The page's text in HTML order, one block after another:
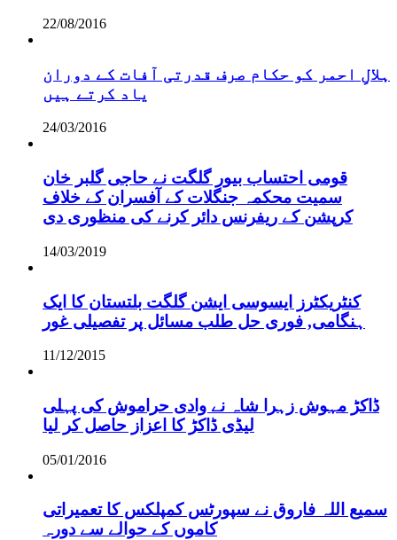
22/08/2016
ہلالِ احمر کو حکام صرف قدرتی آفات کے دوران
یاد کرتے ہیں
24/03/2016
قومی احتساب بیور گلگت نے حاجی گلبر خان
سمیت محکمہ جنگلات کے آفسران کے خلاف
کرپشن کے ریفرنس دائر کرنے کی منظوری دی
14/03/2019
کنٹریکٹرز ایسوسی ایشن گلگت بلتستان کا ایک
ہنگامی, فوری حل طلب مسائل پر تفصیلی غور
11/12/2015
ڈاکڑ مہوش زہرا شاہ نے وادی حراموش کی پہلی
لیڈی ڈاکڑ کا اعزاز حاصل کر لیا
05/01/2016
سمیع اللہ فاروق نے سپورٹس کمپلکس کا تعمیراتی
کاموں کے حوالے سے دورہ